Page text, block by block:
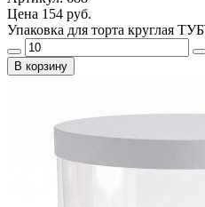
Цена 154 руб.
Упаковка для торта круглая
В корзину